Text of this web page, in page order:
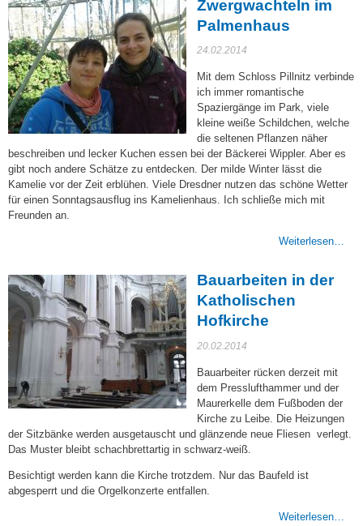
Zwergwachteln im
Palmenhaus
24.02.2014
Mit dem Schloss Pillnitz verbinde
ich immer romantische
Spaziergänge im Park, viele
kleine weiße Schildchen, welche
die seltenen Pflanzen näher
beschreiben und lecker Kuchen essen bei der Bäckerei Wippler. Aber es
gibt noch andere Schätze zu entdecken. Der milde Winter lässt die
Kamelie vor der Zeit erblühen. Viele Dresdner nutzen das schöne Wetter
für einen Sonntagsausflug ins Kamelienhaus. Ich schließe mich mit
Freunden an.
Weiterlesen…
Bauarbeiten in der
Katholischen
Hofkirche
20.02.2014
Bauarbeiter rücken derzeit mit
dem Presslufthammer und der
Maurerkelle dem Fußboden der
Kirche zu Leibe. Die Heizungen
der Sitzbänke werden ausgetauscht und glänzende neue Fliesen verlegt.
Das Muster bleibt schachbrettartig in schwarz-weiß.
Besichtigt werden kann die Kirche trotzdem. Nur das Baufeld ist
abgesperrt und die Orgelkonzerte entfallen.
Weiterlesen…